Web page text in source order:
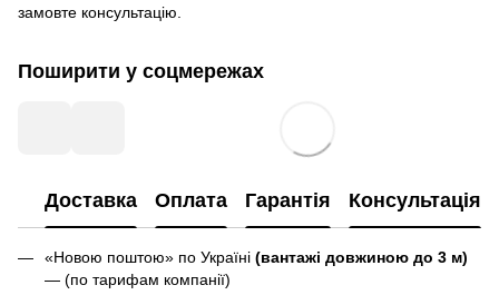
замовте консультацію.
Поширити у соцмережах
Доставка Оплата Гарантія Консультація
«Новою поштою» по Україні (вантажі довжиною до 3 м)
— (по тарифам компанії)